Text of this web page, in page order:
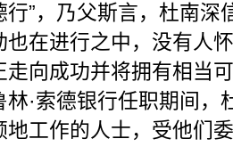
行”，乃父斯言，杜南
也在进行之中，没有人
走向成功并将拥有相当
索德银行任职期间，
地工作的人士，受他们